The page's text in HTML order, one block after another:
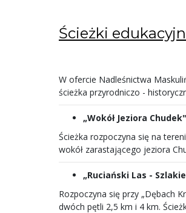
Ścieżki
W ofercie Nadleśnictwa
ścieżka przyrodniczo -
„Wokół Jeziora
Ścieżka rozpoczyna się na
wokół zarastającego jeziora
„Ruciański Las -
Rozpoczyna się przy „Dębach
dwóch pętli 2,5 km i 4 km.